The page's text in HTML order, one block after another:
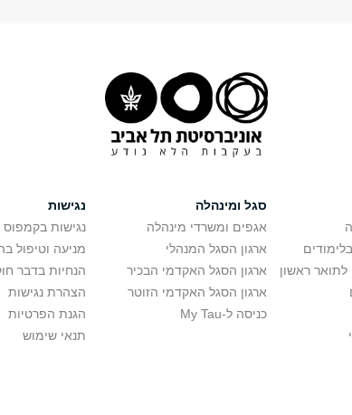
מרצים סמ. יום
פרופ' קרייטנר רועי
גב' ברוידא-בהט יעל
ב'
במשפט מסחרי פרופ' חנס שרון אב
במשפט מסחרי פרופ' קמר אהוד אב
לתואר ראשון
סגל ומינהלה
אגפים ומשרדי מינהלה
ארגון הסגל המנהלי
ארגון הסגל האקדמי הבכיר
ארגון הסגל האקדמי הזוטר
כניסה ל-My Tau
נגישות
נגישות בקמפוס
מניעה וטיפול
הנחיות בדבר
הצהרת נגישות
הגנת הפרטיות
תנאי שימוש